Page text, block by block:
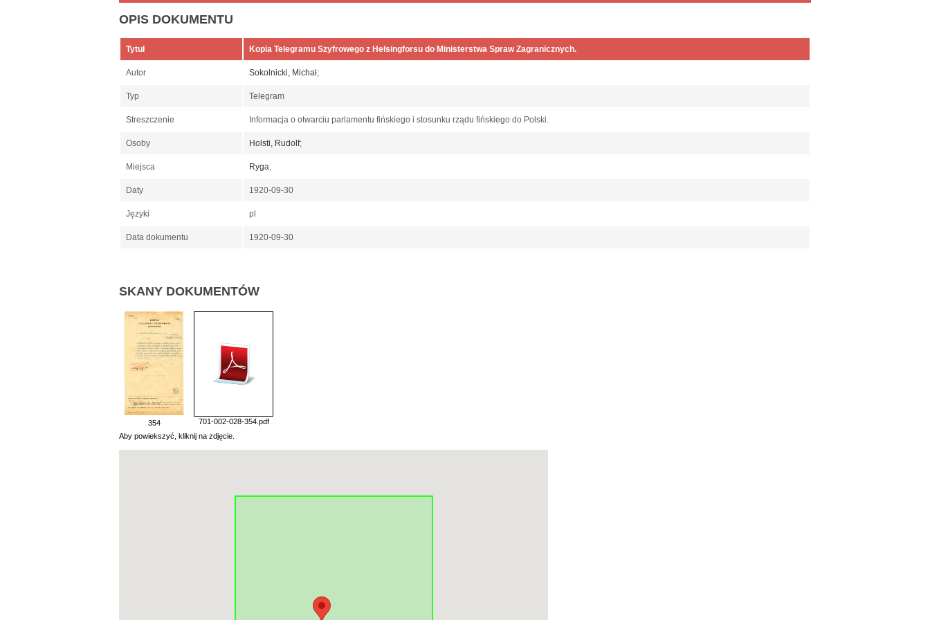
OPIS DOKUMENTU
Tytuł Kopia Telegramu Szyfrowego z Helsingforsu do Ministerstwa Spraw Zagranicznych.
Autor Sokolnicki, Michał;
Typ Telegram
Streszczenie Informacja o otwarciu parlamentu fińskiego i stosunku rządu fińskiego do Polski.
Osoby Holsti, Rudolf;
Miejsca Ryga;
Daty 1920-09-30
Języki pl
Data dokumentu 1920-09-30
SKANY DOKUMENTÓW
354
701-002-028-354.pdf
Aby powiekszyć, kliknij na zdjęcie.